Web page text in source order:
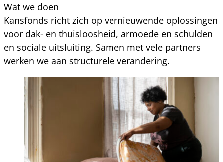
Wat we doen
Kansfonds richt zich op vernieuwende oplossingen
voor dak- en thuisloosheid, armoede en schulden
en sociale uitsluiting. Samen met vele partners
werken we aan structurele verandering.